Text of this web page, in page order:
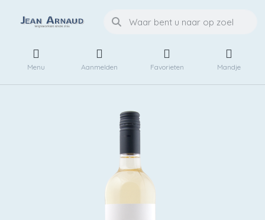
Menu Aanmelden Favorieten Mandje